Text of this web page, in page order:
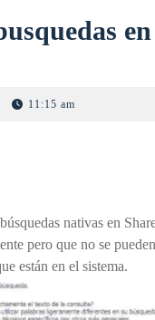
11:15 am
nativas en
pero que no se
están en el sistema.